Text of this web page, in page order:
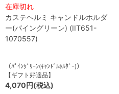
在庫切れ
カステヘルミ キャンドルホルダ
ー(パイングリーン) (IIT651-
1070557)
（ﾊﾟｲﾝｸﾞﾘｰﾝ(ｷｬﾝﾄﾞﾙﾎﾙﾀﾞｰ)）
【ギフト好適品】
4,070円(税込)